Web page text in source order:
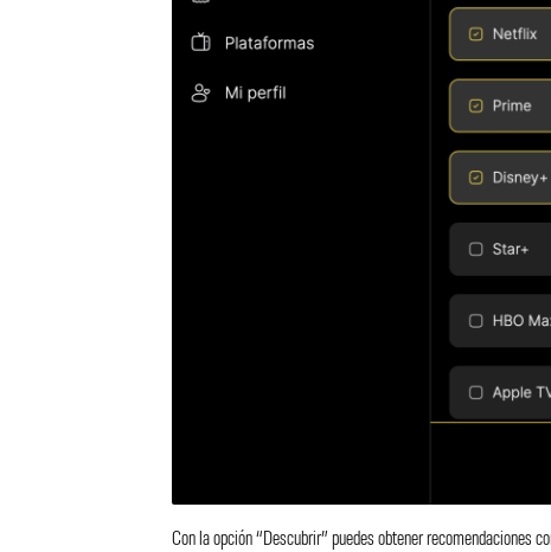
Con la opción “Descubrir” puedes obtener recomendaciones